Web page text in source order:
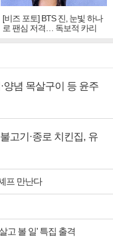
[비즈 포토] BTS 진, 눈빛 하나
로 팬심 저격… 독보적 카리
스마
양념 목살구이 등 윤주
고기·종로 치킨집, 유
프 만난다
고 볼 일' 특집 출격